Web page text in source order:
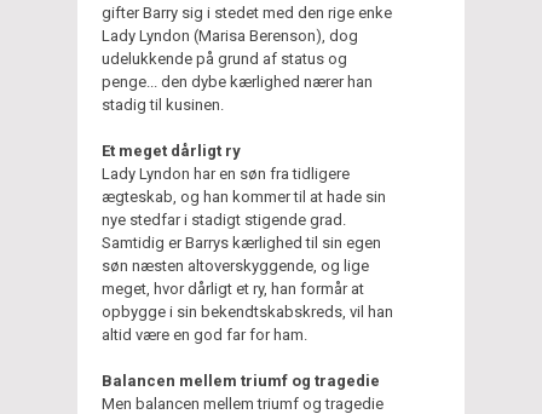
gifter Barry sig i stedet med den rige enke
Lady Lyndon (Marisa Berenson), dog
udelukkende på grund af status og
penge... den dybe kærlighed nærer han
stadig til kusinen.
Et meget dårligt ry
Lady Lyndon har en søn fra tidligere
ægteskab, og han kommer til at hade sin
nye stedfar i stadigt stigende grad.
Samtidig er Barrys kærlighed til sin egen
søn næsten altoverskyggende, og lige
meget, hvor dårligt et ry, han formår at
opbygge i sin bekendtskabskreds, vil han
altid være en god far for ham.
Balancen mellem triumf og tragedie
Men balancen mellem triumf og tragedie